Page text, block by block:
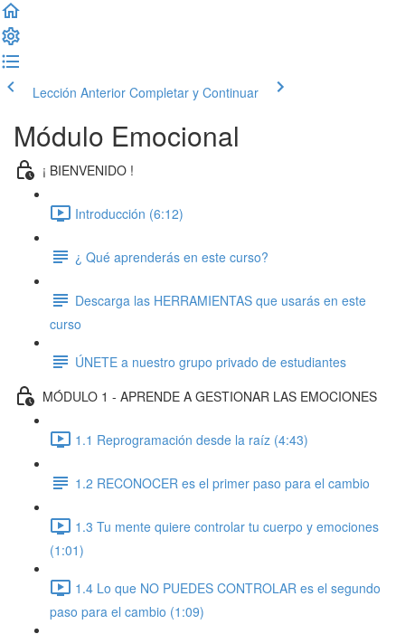
Lección Anterior Completar y Continuar
Módulo Emocional
¡ BIENVENIDO !
Introducción (6:12)
¿ Qué aprenderás en este curso?
Descarga las HERRAMIENTAS que usarás en este
curso
ÚNETE a nuestro grupo privado de estudiantes
MÓDULO 1 - APRENDE A GESTIONAR LAS EMOCIONES
1.1 Reprogramación desde la raíz (4:43)
1.2 RECONOCER es el primer paso para el cambio
1.3 Tu mente quiere controlar tu cuerpo y emociones
(1:01)
1.4 Lo que NO PUEDES CONTROLAR es el segundo
paso para el cambio (1:09)